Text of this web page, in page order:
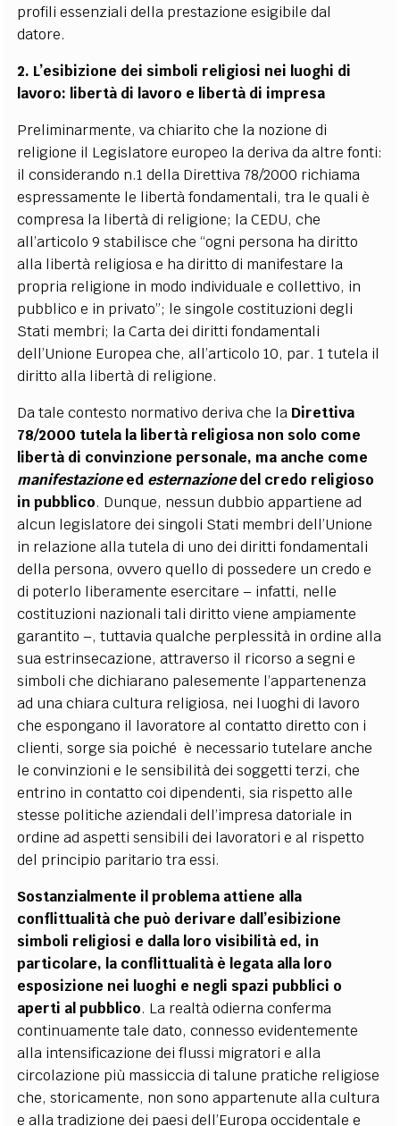
profili essenziali della prestazione esigibile dal
datore.
2. L’esibizione dei simboli religiosi nei luoghi di
lavoro: libertà di lavoro e libertà di impresa
Preliminarmente, va chiarito che la nozione di
religione il Legislatore europeo la deriva da altre fonti:
il considerando n.1 della Direttiva 78/2000 richiama
espressamente le libertà fondamentali, tra le quali è
compresa la libertà di religione; la CEDU, che
all’articolo 9 stabilisce che “ogni persona ha diritto
alla libertà religiosa e ha diritto di manifestare la
propria religione in modo individuale e collettivo, in
pubblico e in privato”; le singole costituzioni degli
Stati membri; la Carta dei diritti fondamentali
dell’Unione Europea che, all’articolo 10, par. 1 tutela il
diritto alla libertà di religione.
Da tale contesto normativo deriva che la Direttiva
78/2000 tutela la libertà religiosa non solo come
libertà di convinzione personale, ma anche come
manifestazioneed esternazionedel credo religioso
in pubblico. Dunque, nessun dubbio appartiene ad
alcun legislatore dei singoli Stati membri dell’Unione
in relazione alla tutela di uno dei diritti fondamentali
della persona, ovvero quello di possedere un credo e
di poterlo liberamente esercitare – infatti, nelle
costituzioni nazionali tali diritto viene ampiamente
garantito –, tuttavia qualche perplessità in ordine alla
sua estrinsecazione, attraverso il ricorso a segni e
simboli che dichiarano palesemente l’appartenenza
ad una chiara cultura religiosa, nei luoghi di lavoro
che espongano il lavoratore al contatto diretto con i
clienti, sorge sia poiché è necessario tutelare anche
le convinzioni e le sensibilità dei soggetti terzi, che
entrino in contatto coi dipendenti, sia rispetto alle
stesse politiche aziendali dell’impresa datoriale in
ordine ad aspetti sensibili dei lavoratori e al rispetto
del principio paritario tra essi.
Sostanzialmente il problema attiene alla
conflittualità che può derivare dall’esibizione
simboli religiosi e dalla loro visibilità ed, in
particolare, la conflittualità è legata alla loro
esposizione nei luoghi e negli spazi pubblici o
aperti al pubblico. La realtà odierna conferma
continuamente tale dato, connesso evidentemente
alla intensificazione dei flussi migratori e alla
circolazione più massiccia di talune pratiche religiose
che, storicamente, non sono appartenute alla cultura
e alla tradizione dei paesi dell’Europa occidentale e